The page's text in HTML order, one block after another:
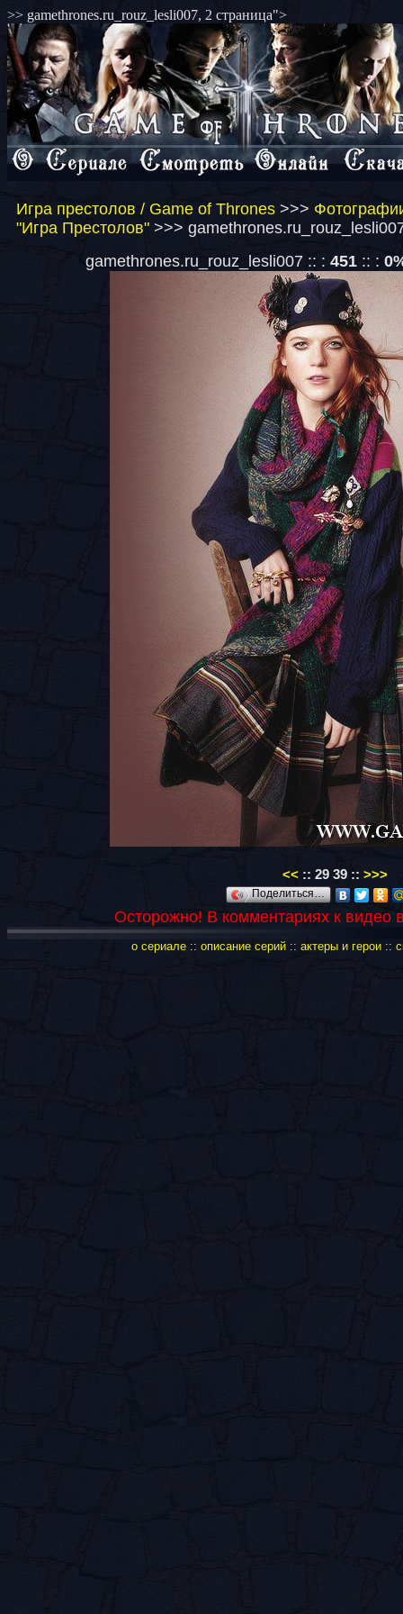
>> gamethrones.ru_rouz_lesli007, 2 страница">
Игра престолов / Game of Thrones >>>
"Игра Престолов" >>>
gamethrones.ru_rouz_lesli007 :: : 451:: :
<< :: 29 39 :: >>>
Поделиться…
Осторожно! В комментариях к видео
о сериале:: описание серий:: актеры и герои::